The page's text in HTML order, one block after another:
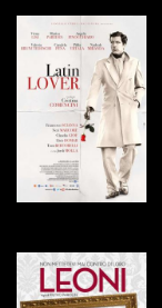
GUARDA IL TRAILER
VAI ALLA SCHEDA
GUARDA IL TRAILER